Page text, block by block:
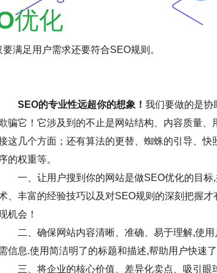
优化
满足用户需求还要符合SEO规则。
SEO的专业性远超你的想象！ 我们要做的是协
骗它！它涉及到的不止是网站结构、内容质量、
这几个方面；还有算法的更替、蜘蛛的引导、快
序的权重等。
一、让用户搜到你的网站是做SEO优化的目标
、丰富的经验技巧以及对SEO规则的深刻把握才
机会！
二、确保网站内容清晰、准确、易于理解,使
信息.使用简洁明了的标题和描述,帮助用户快速
三、将企业的核心价值、差异化卖点、吸引眼